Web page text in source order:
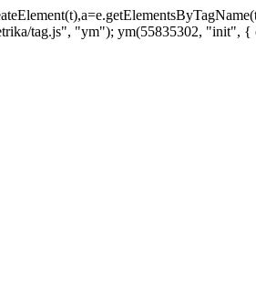
tag.js", "ym"); ym(55835302, "init", {